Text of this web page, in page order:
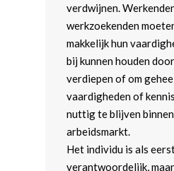
verdwijnen.
werkzoekenden
makkelijk hun
bij kunnen houden
verdiepen of om
vaardigheden of
nuttig te blijven
arbeidsmarkt.
Het individu is als
verantwoordelijk,